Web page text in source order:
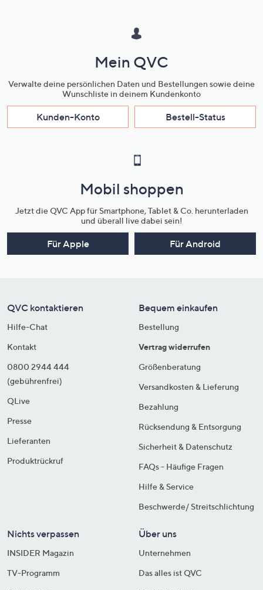
Mein QVC
Verwalte deine persönlichen Daten und Bestellungen sowie deine
Wunschliste in deinem Kundenkonto
Kunden-Konto Bestell-Status
Mobil shoppen
Jetzt die QVC App für Smartphone, Tablet & Co. herunterladen
und überall live dabei sein!
Für Apple Für Android
QVC kontaktieren
Hilfe-Chat
Kontakt
0800 2944 444
(gebührenfrei)
QLive
Presse
Lieferanten
Produktrückruf
Bequem einkaufen
Bestellung
Vertrag widerrufen
Größenberatung
Versandkosten & Lieferung
Bezahlung
Rücksendung & Entsorgung
Sicherheit & Datenschutz
FAQs - Häufige Fragen
Hilfe & Service
Beschwerde/ Streitschlichtung
Nichts verpassen
INSIDER Magazin
TV-Programm
Über uns
Unternehmen
Das alles ist QVC